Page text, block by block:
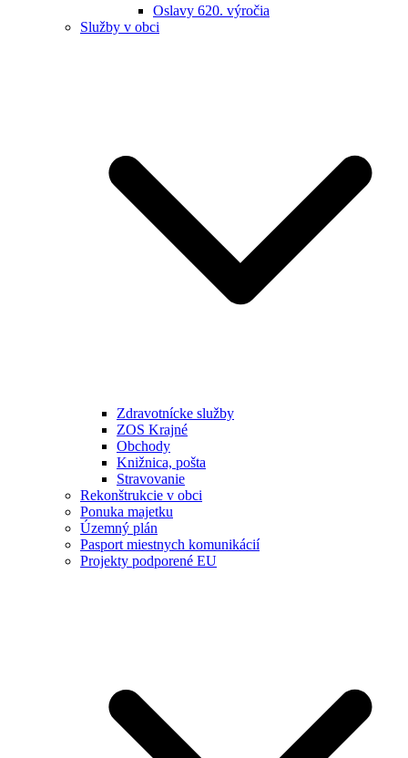
Oslavy 620. výročia
Služby v obci
Zdravotnícke služby
ZOS Krajné
Obchody
Knižnica, pošta
Stravovanie
Rekonštrukcie v obci
Ponuka majetku
Územný plán
Pasport miestnych komunikácií
Projekty podporené EU